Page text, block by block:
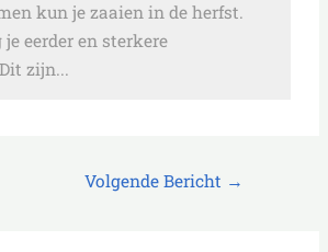
kun je zaaien in de herfst.
eerder en sterkere
zijn...
Volgende Bericht →